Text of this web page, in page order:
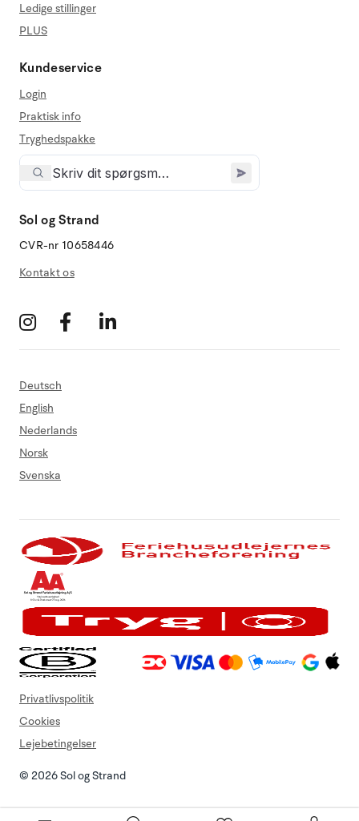
Ledige stillinger
PLUS
Kundeservice
Login
Praktisk info
Tryghedspakke
Sol og Strand
CVR-nr 10658446
Kontakt os
Deutsch
English
Nederlands
Norsk
Svenska
© 2026 Sol og Strand
Privatlivspolitik
Cookies
Lejebetingelser